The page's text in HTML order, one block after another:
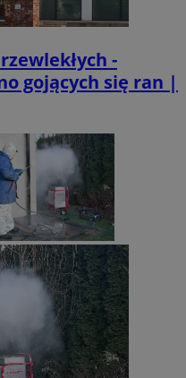
-
gojących się ran |